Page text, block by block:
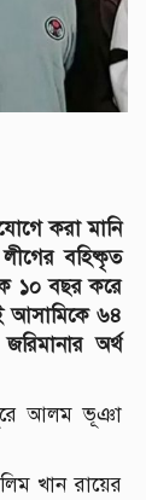
করা মানি
বহিষ্কৃত
১০ বছর করে
আসামিকে ৬৪
অর্থ
আলম ভূঞা
খান রায়ের